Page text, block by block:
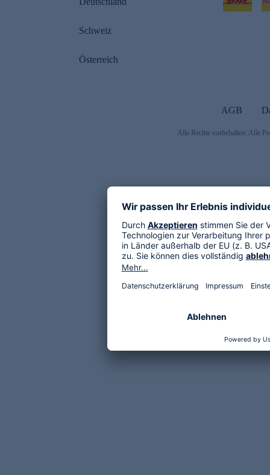
Schweiz
Österreich
AGB
Alle Rechte vorbehalten. Alle